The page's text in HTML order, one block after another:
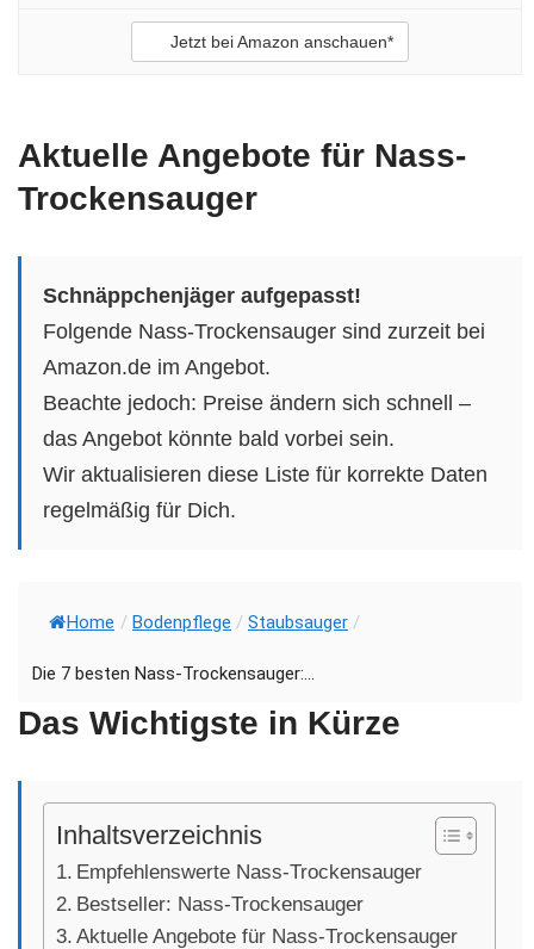
Jetzt bei Amazon anschauen*
Aktuelle Angebote für Nass-
Trockensauger
Schnäppchenjäger aufgepasst!
Folgende Nass-Trockensauger sind zurzeit bei
Amazon.de im Angebot.
Beachte jedoch: Preise ändern sich schnell –
das Angebot könnte bald vorbei sein.
Wir aktualisieren diese Liste für korrekte Daten
regelmäßig für Dich.
Home / Bodenpflege / Staubsauger /
Die 7 besten Nass-Trockensauger:...
Das Wichtigste in Kürze
Inhaltsverzeichnis
Empfehlenswerte Nass-Trockensauger
Bestseller: Nass-Trockensauger
Aktuelle Angebote für Nass-Trockensauger